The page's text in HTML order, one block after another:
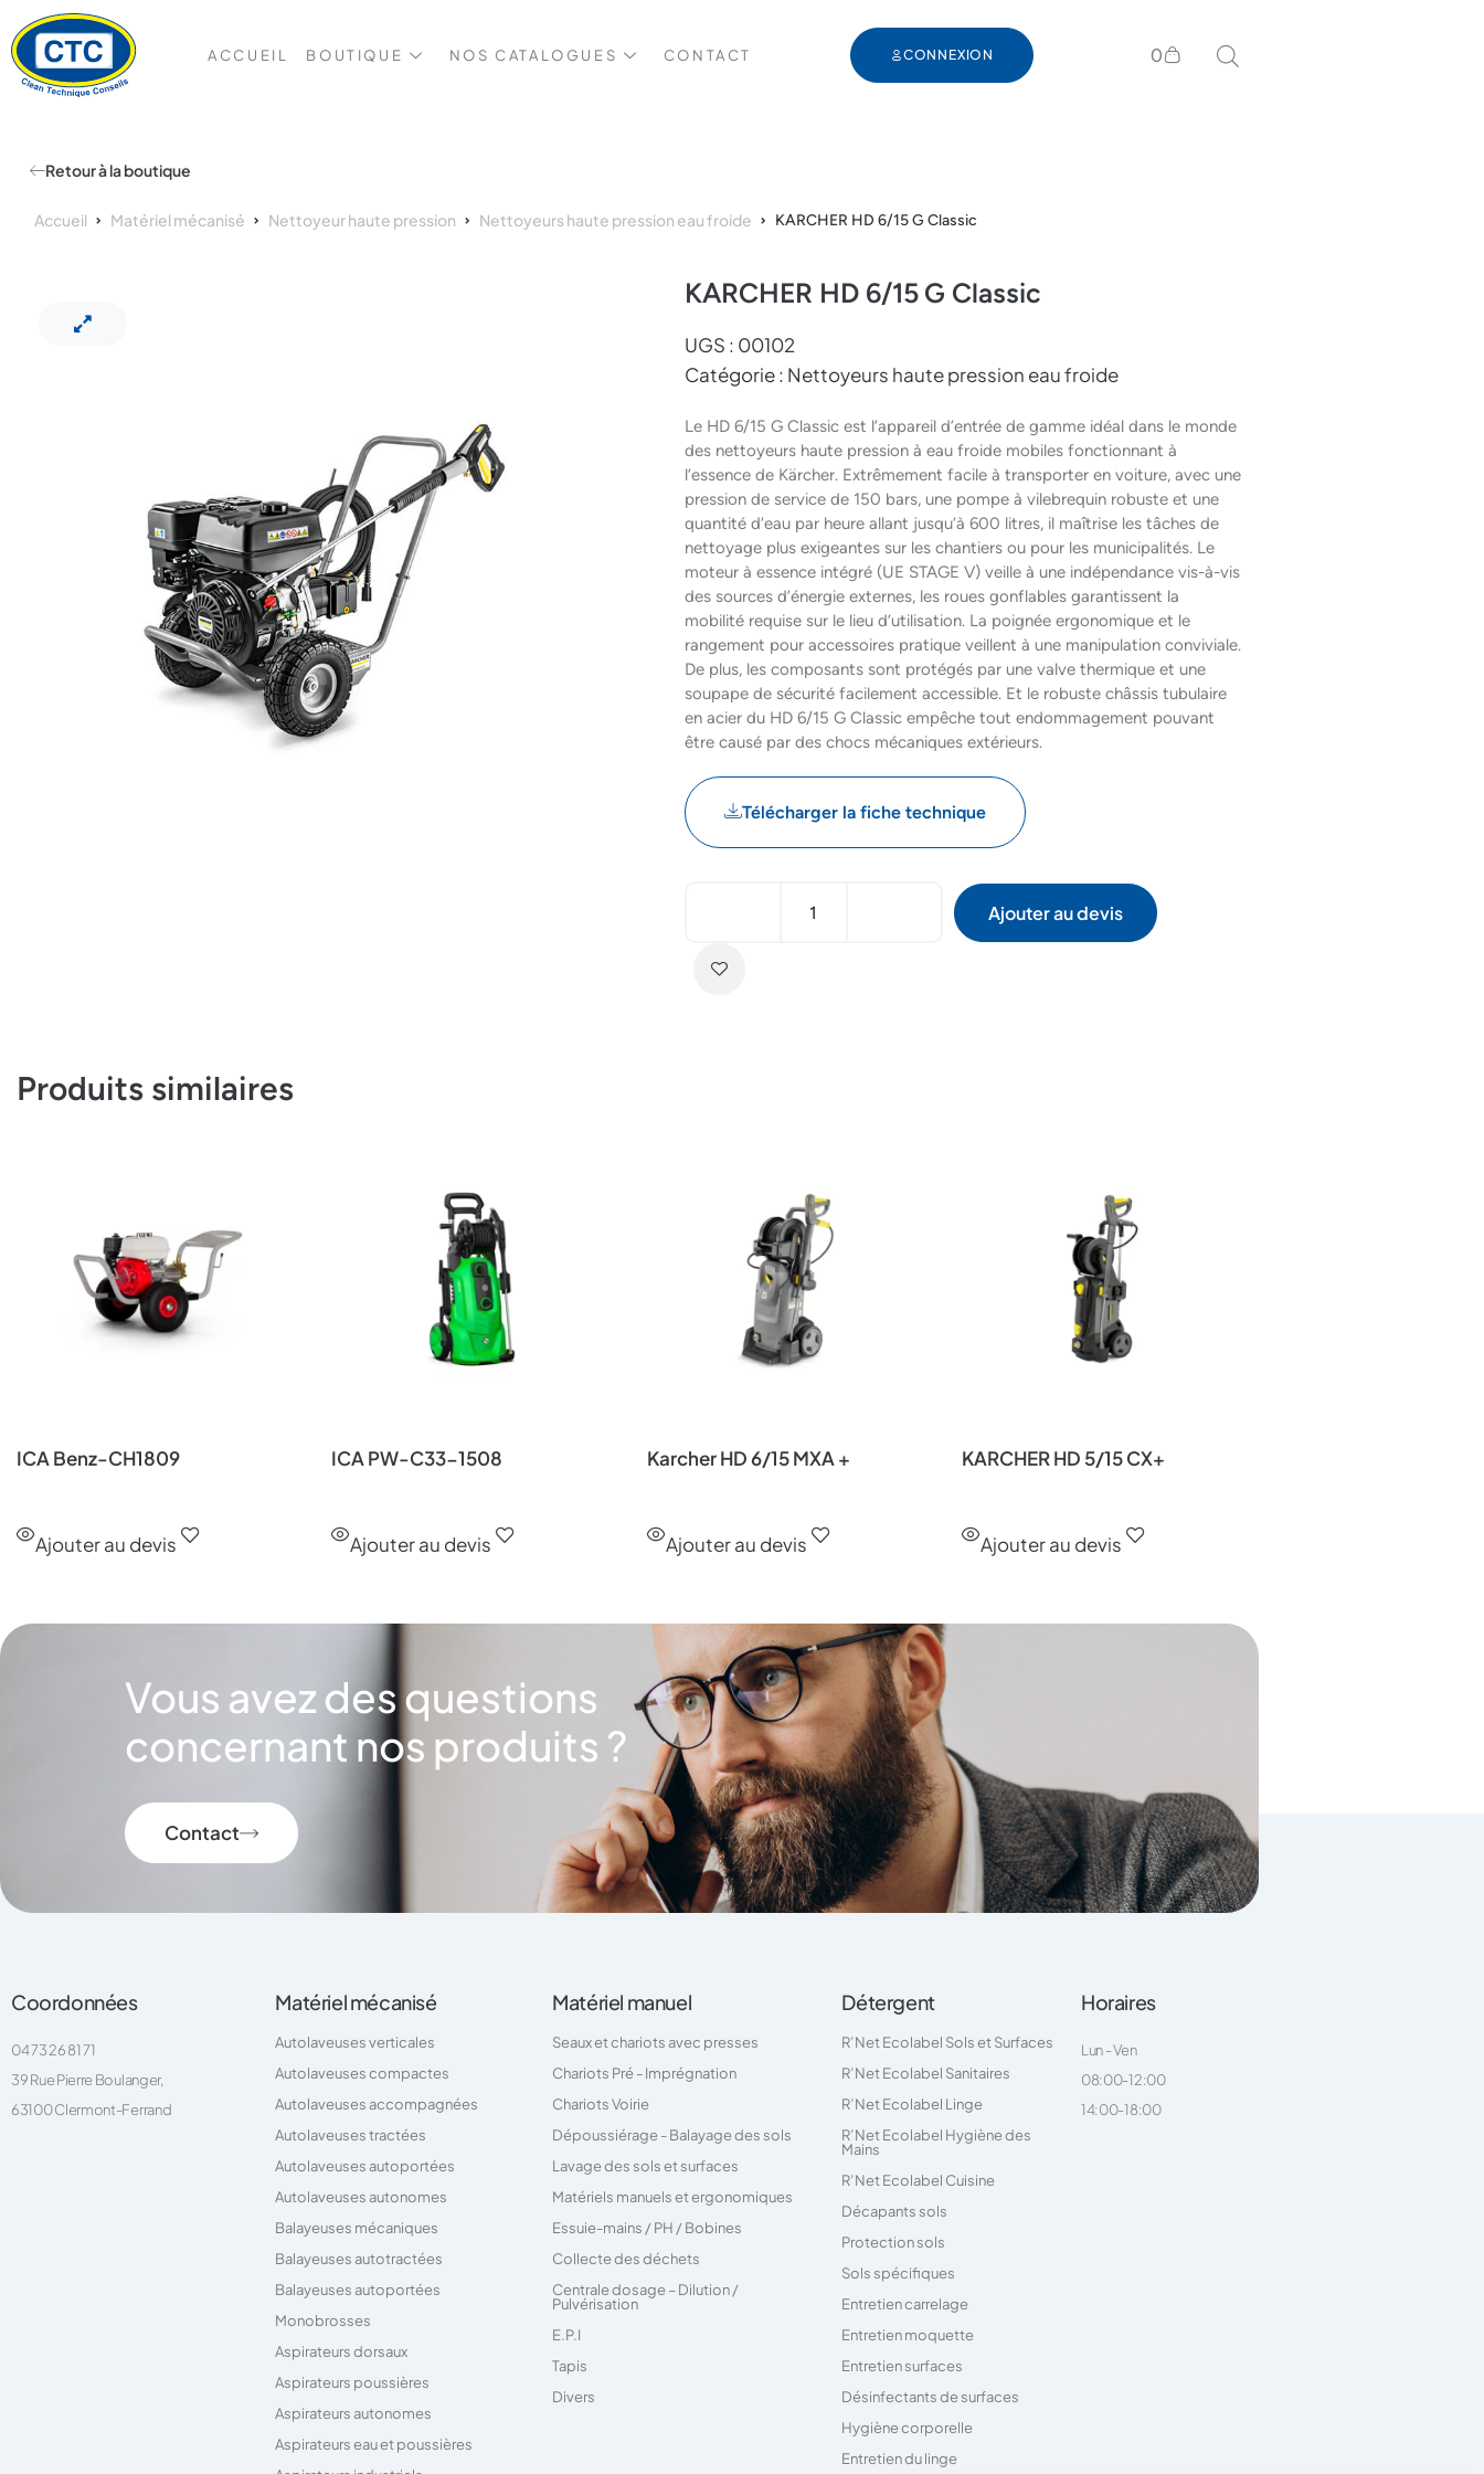
ACCUEIL BOUTIQUE NOS CATALOGUES CONTACT CONNEXION 0
Retour à la boutique
Accueil Matériel mécanisé Nettoyeur haute pression Nettoyeurs haute pression eau froide KARCHER HD 6/15 G Classic
KARCHER HD 6/15 G Classic
UGS : 00102
Catégorie : Nettoyeurs haute pression eau froide
Le HD 6/15 G Classic est l’appareil d’entrée de gamme idéal dans le monde
des nettoyeurs haute pression à eau froide mobiles fonctionnant à
l’essence de Kärcher. Extrêmement facile à transporter en voiture, avec une
pression de service de 150 bars, une pompe à vilebrequin robuste et une
quantité d’eau par heure allant jusqu’à 600 litres, il maîtrise les tâches de
nettoyage plus exigeantes sur les chantiers ou pour les municipalités. Le
moteur à essence intégré (UE STAGE V) veille à une indépendance vis-à-vis
des sources d’énergie externes, les roues gonflables garantissent la
mobilité requise sur le lieu d’utilisation. La poignée ergonomique et le
rangement pour accessoires pratique veillent à une manipulation conviviale.
De plus, les composants sont protégés par une valve thermique et une
soupape de sécurité facilement accessible. Et le robuste châssis tubulaire
en acier du HD 6/15 G Classic empêche tout endommagement pouvant
être causé par des chocs mécaniques extérieurs.
Télécharger la fiche technique
Ajouter au devis
Produits similaires
ICA Benz-CH1809
Ajouter au devis
ICA PW-C33-1508
Ajouter au devis
Karcher HD 6/15 MXA +
Ajouter au devis
KARCHER HD 5/15 CX+
Ajouter au devis
Vous avez des questions
concernant nos produits ?
Contact
Coordonnées
04 73 26 81 71
39 Rue Pierre Boulanger,
63100 Clermont-Ferrand
Matériel mécanisé
Autolaveuses verticales
Autolaveuses compactes
Autolaveuses accompagnées
Autolaveuses tractées
Autolaveuses autoportées
Autolaveuses autonomes
Balayeuses mécaniques
Balayeuses autotractées
Balayeuses autoportées
Monobrosses
Aspirateurs dorsaux
Aspirateurs poussières
Aspirateurs autonomes
Aspirateurs eau et poussières
Matériel manuel
Seaux et chariots avec presses
Chariots Pré - Imprégnation
Chariots Voirie
Dépoussiérage - Balayage des sols
Lavage des sols et surfaces
Matériels manuels et ergonomiques
Essuie-mains / PH / Bobines
Collecte des déchets
Centrale dosage – Dilution /
Pulvérisation
E.P.I
Tapis
Divers
Détergent
R’Net Ecolabel Sols et Surfaces
R’Net Ecolabel Sanitaires
R’Net Ecolabel Linge
R’Net Ecolabel Hygiène des
Mains
R’Net Ecolabel Cuisine
Décapants sols
Protection sols
Sols spécifiques
Entretien carrelage
Entretien moquette
Entretien surfaces
Désinfectants de surfaces
Hygiène corporelle
Entretien du linge
Horaires
Lun - Ven
08:00-12:00
14:00-18:00